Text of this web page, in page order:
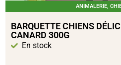
ANIMALERIE,
BARQUETTE CHIENS
CANARD 300G
En stock